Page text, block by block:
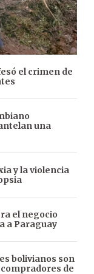
el crimen de
una
y la violencia
el negocio
a Paraguay
bolivianos son
de